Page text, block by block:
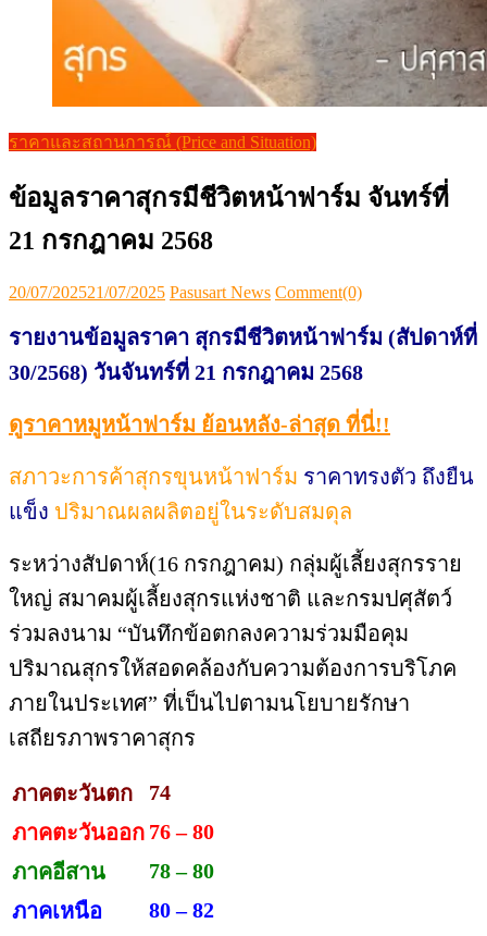
ราคาและสถานการณ์ (Price and Situation)
ข้อมูลราคาสุกรมีชีวิตหน้าฟาร์ม จันทร์ที่
21 กรกฎาคม 2568
Posted
20/07/202521/07/2025 Author
Pasusart News Comment(0)
รายงานข้อมูลราคา สุกรมีชีวิตหน้าฟาร์ม (สัปดาห์ที่
30/2568) วันจันทร์ที่ 21 กรกฎาคม 2568
ดูราคาหมูหน้าฟาร์ม ย้อนหลัง-ล่าสุด ที่นี่!!
สภาวะการค้าสุกรขุนหน้าฟาร์ม ราคาทรงตัว ถึงยืน
แข็ง ปริมาณผลผลิตอยู่ในระดับสมดุล
ระหว่างสัปดาห์(16 กรกฎาคม) กลุ่มผู้เลี้ยงสุกรราย
ใหญ่ สมาคมผู้เลี้ยงสุกรแห่งชาติ และกรมปศุสัตว์
ร่วมลงนาม “บันทึกข้อตกลงความร่วมมือคุม
ปริมาณสุกรให้สอดคล้องกับความต้องการบริโภค
ภายในประเทศ” ที่เป็นไปตามนโยบายรักษา
เสถียรภาพราคาสุกร
ภาคตะวันตก
74
ภาคตะวันออก 76 – 80
ภาคอีสาน
78 – 80
ภาคเหนือ
80 – 82